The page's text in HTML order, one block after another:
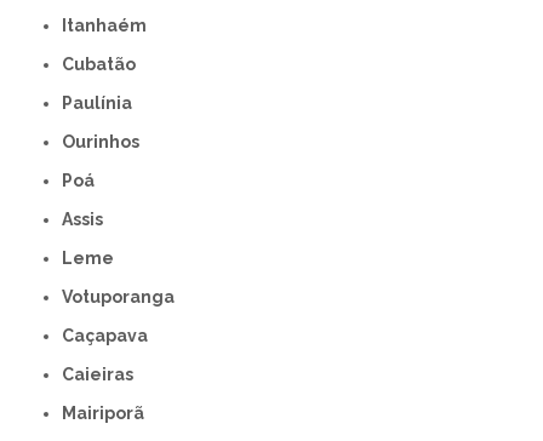
Itanhaém
Cubatão
Paulínia
Ourinhos
Poá
Assis
Leme
Votuporanga
Caçapava
Caieiras
Mairiporã